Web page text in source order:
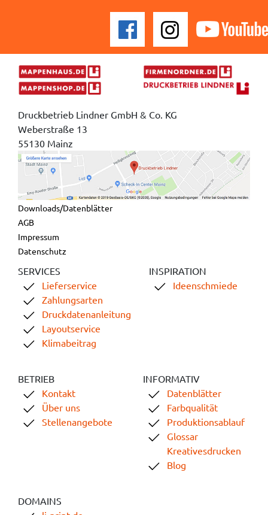
Druckbetrieb Lindner GmbH & Co. KG
Weberstraße 13
55130 Mainz
Downloads/Datenblätter
AGB
Impressum
Datenschutz
SERVICES
Lieferservice
Zahlungsarten
Druckdatenanleitung
Layoutservice
Klimabeitrag
INSPIRATION
Ideenschmiede
BETRIEB
Kontakt
Über uns
Stellenangebote
INFORMATIV
Datenblätter
Farbqualität
Produktionsablauf
Glossar
Kreativesdrucken
Blog
DOMAINS